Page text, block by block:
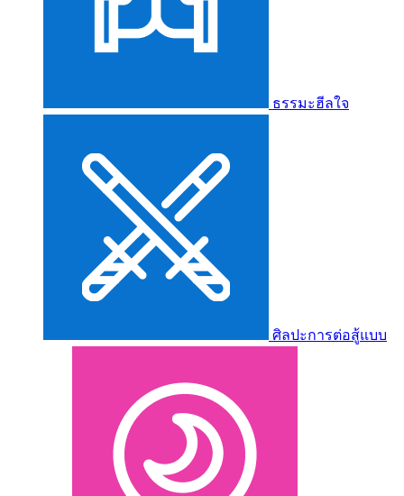
ธรรมะฮีลใจ
ศิลปะการต่อสู้แบบ